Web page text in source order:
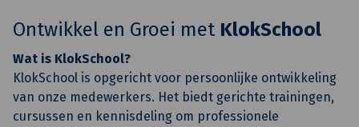
Ontwikkel en Groei met KlokSchool
Wat is KlokSchool?
KlokSchool is opgericht voor persoonlijke ontwikkeling
van onze medewerkers. Het biedt gerichte trainingen,
cursussen en kennisdeling om professionele